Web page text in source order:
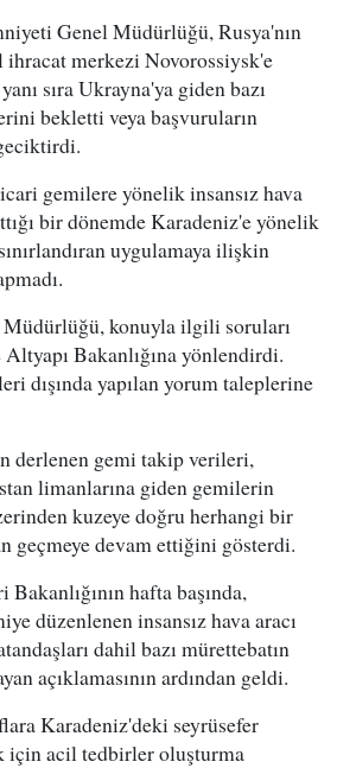
Genel Müdürlüğü, Rusya'nın
ihracat merkezi Novorossiysk'e
sıra Ukrayna'ya giden bazı
bekletti veya başvuruların
gemilere yönelik insansız hava
bir dönemde Karadeniz'e yönelik
uygulamaya ilişkin
konuyla ilgili soruları
Bakanlığına yönlendirdi.
dışında yapılan yorum taleplerine
derlenen gemi takip verileri,
limanlarına giden gemilerin
kuzeye doğru herhangi bir
geçmeye devam ettiğini gösterdi.
Bakanlığının hafta başında,
düzenlenen insansız hava aracı
dahil bazı mürettebatın
açıklamasının ardından geldi.
Karadeniz'deki seyrüsefer
için acil tedbirler oluşturma